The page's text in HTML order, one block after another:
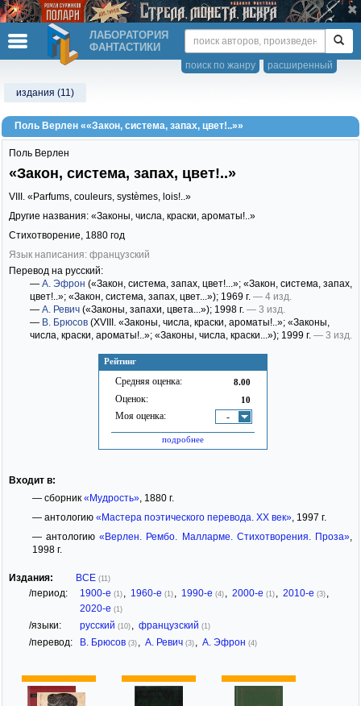
ЛАБОРАТОРИЯ
ФАНТАСТИКИ
расширенный
поиск по жанру
издания (11)
Поль Верлен ««Закон, система, запах, цвет!..»»
Рейтинг
Средняя оценка: 8.00
Оценок: 10
Моя оценка: -
подробнее
Поль Верлен
«Закон, система, запах, цвет!..»
VIII. «Parfums, couleurs, systèmes, lois!..»
Другие названия: «Законы, числа, краски, ароматы!..»
Стихотворение, 1880 год
Язык написания: французский
Перевод на русский:
— А. Эфрон («Закон, система, запах, цвет!...»; «Закон, система, запах,
цвет!..»; «Закон, система, запах, цвет...»); 1969 г. — 4 изд.
— А. Ревич («Законы, запахи, цвета...»); 1998 г. — 3 изд.
— В. Брюсов (XVIII. «Законы, числа, краски, ароматы!..»; «Законы,
числа, краски, ароматы!..»; «Законы, числа, краски...»); 1999 г. — 3 изд.
Входит в:
— сборник «Мудрость», 1880 г.
— антологию «Мастера поэтического перевода. XX век», 1997 г.
— антологию«Верлен. Рембо. Малларме. Стихотворения. Проза»
1998 г.
Издания: ВСЕ (11)
/период: 1900-е (1) 1960-е (1) 1990-е (4) 2000-е (1) 2010-е (3)
2020-е (1)
/языки: русский (10) французский (1)
/перевод: В. Брюсов (3) А. Ревич (3) А. Эфрон (4)